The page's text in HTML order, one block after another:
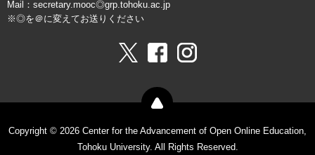
Mail：secretary.mooc◎grp.tohoku.ac.jp
※◎を＠に変えてお送りください
Copyright © 2026 Center for the Advancement of Open Online Education,
Tohoku University. All Rights Reserved.